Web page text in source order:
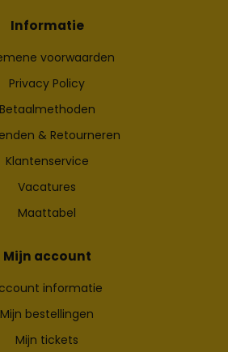
Informatie
voorwaarden
Privacy Policy
Betaalmethoden
& Retourneren
Klantenservice
Vacatures
Maattabel
Mijn account
informatie
Mijn bestellingen
Mijn tickets